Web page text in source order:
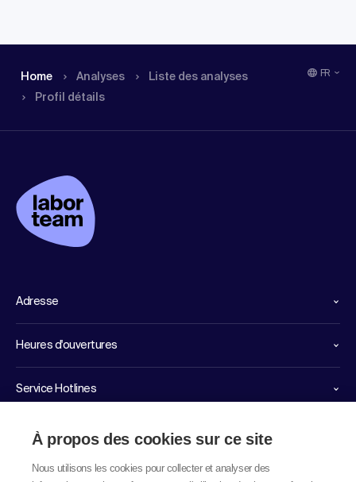
Home Analyses
Liste des analyses
Profil détails
FR
Adresse
Heures d'ouvertures
Service Hotlines
Liens importants
À propos des cookies sur ce site
Nous utilisons les cookies pour collecter et analyser des